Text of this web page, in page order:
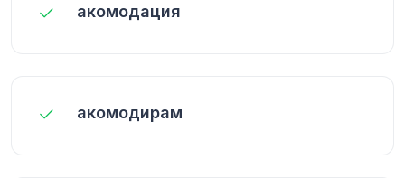
акомодация
акомодирам